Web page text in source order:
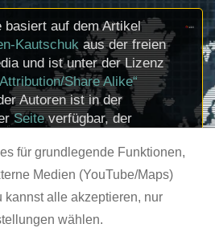
für grundlegende Funktionen,
Medien (YouTube/Maps)
kannst alle akzeptieren, nur
wählen.
basiert auf dem Artikel
Kautschuk aus der freien
und ist unter der Lizenz
Share Alike“
Autoren ist in der
Seiteverfügbar, der
Urhebern und zum
Mediendateien
können im Regelfall
abgerufen werden.